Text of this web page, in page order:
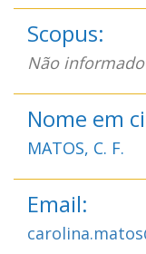
Scopus:
Não informado
Nome em
MATOS, C. F.
Email: